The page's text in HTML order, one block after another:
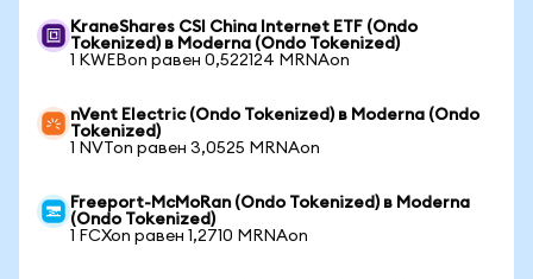
KraneShares CSI China Internet ETF (Ondo
Tokenized) в Moderna (Ondo Tokenized)
1 KWEBon равен 0,522124 MRNAon
nVent Electric (Ondo Tokenized) в Moderna (Ondo
Tokenized)
1 NVTon равен 3,0525 MRNAon
Freeport-McMoRan (Ondo Tokenized) в Moderna
(Ondo Tokenized)
1 FCXon равен 1,2710 MRNAon